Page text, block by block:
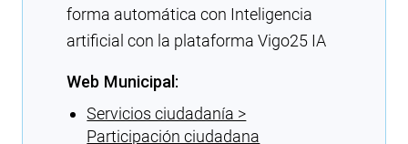
forma automática con Inteligencia
artificial con la plataforma Vigo25 IA
Web Municipal:
Servicios ciudadanía >
Participación ciudadana